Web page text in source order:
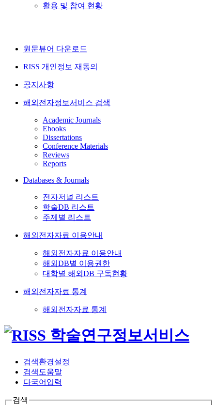
활용 및 참여 현황
원문뷰어 다운로드
RISS 개인정보 재동의
공지사항
해외전자정보서비스 검색
Academic Journals
Ebooks
Dissertations
Conference Materials
Reviews
Reports
Databases & Journals
전자저널 리스트
학술DB 리스트
주제별 리스트
해외전자자료 이용안내
해외전자자료 이용안내
해외DB별 이용권한
대학별 해외DB 구독현황
해외전자자료 통계
해외전자자료 통계
검색환경설정
검색도움말
다국어입력
검색